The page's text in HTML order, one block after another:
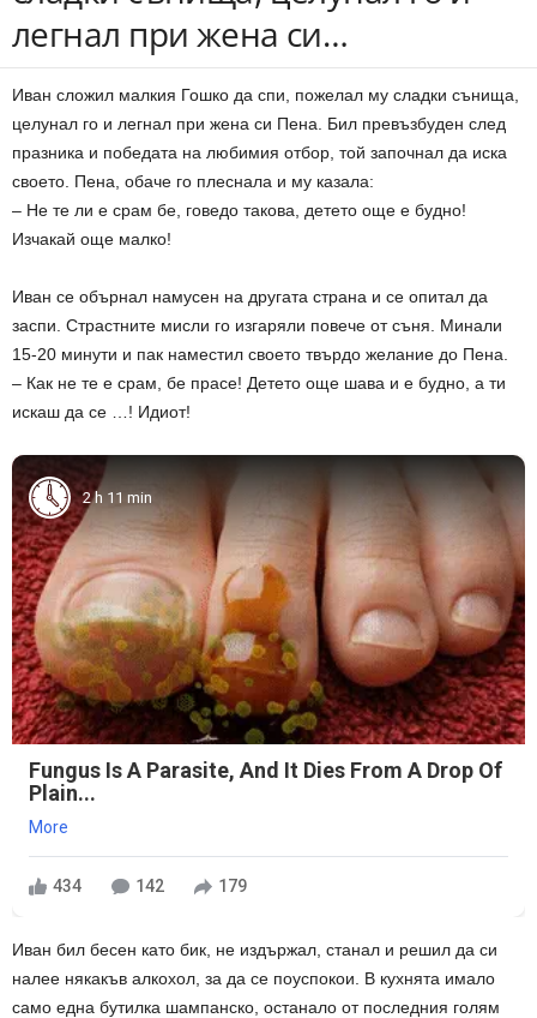
легнал при жена си…
Иван сложил малкия Гошко да спи, пожелал му сладки сънища,
целунал го и легнал при жена си Пена. Бил превъзбуден след
празника и победата на любимия отбор, той започнал да иска
своето. Пена, обаче го плеснала и му казала:
– Не те ли е срам бе, говедо такова, детето още е будно!
Изчакай още малко!
Иван се обърнал намусен на другата страна и се опитал да
заспи. Страстните мисли го изгаряли повече от съня. Минали
15-20 минути и пак наместил своето твърдо желание до Пена.
– Как не те е срам, бе прасе! Детето още шава и е будно, а ти
искаш да се …! Идиот!
2 h 11 min
Fungus Is A Parasite, And It Dies From A Drop Of
Plain...
More
434 142 179
Иван бил бесен като бик, не издържал, станал и решил да си
налее някакъв алкохол, за да се поуспокои. В кухнята имало
само една бутилка шампанско, останало от последния голям